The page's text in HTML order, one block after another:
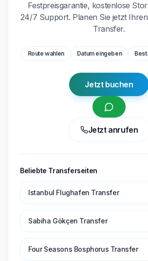
Festpreisgarantie, kostenlose
24/7 Support. Planen Sie jetzt
Transfer.
Route wahlen Datum eingeben
Jetzt buchen
Jetzt anrufen
Beliebte Transferseiten
Istanbul Flughafen Transfer
Sabiha Gökçen Transfer
Four Seasons Bosphorus Transfer